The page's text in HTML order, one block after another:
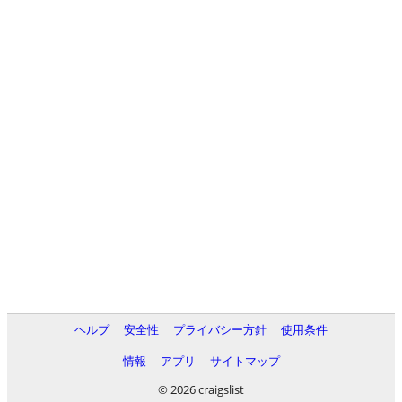
ヘルプ 安全性 プライバシー方針
使用条件
情報
アプリ
サイトマップ
© 2026 craigslist